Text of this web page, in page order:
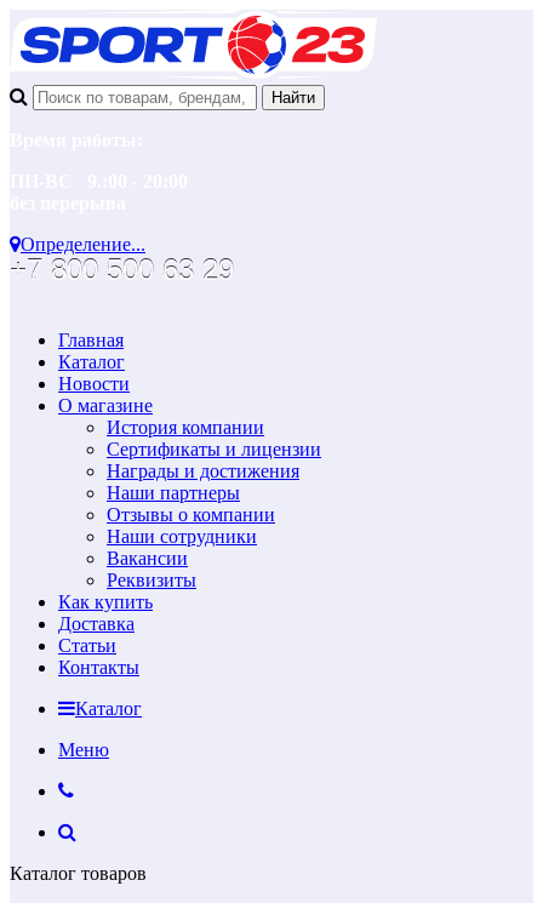
Определение...
+7 800 500 63 29
Главная
Каталог
Новости
О магазине
История компании
Сертификаты и лицензии
Награды и достижения
Наши партнеры
Отзывы о компании
Наши сотрудники
Вакансии
Реквизиты
Как купить
Доставка
Статьи
Контакты
Каталог
Меню
Каталог товаров